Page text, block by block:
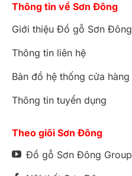
Thông tin về Sơn Đông
Giới thiệu Đồ gỗ Sơn Đông
Thông tin liên hệ
Bản đồ hệ thống cửa hàng
Thông tin tuyển dụng
Theo giõi Sơn Đông
Đồ gỗ Sơn Đông Group